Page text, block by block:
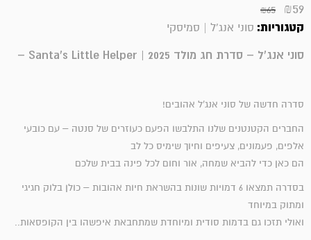
₪65 ₪59
קטגוריות: סוני אנג'ל | סמיסקי
סוני אנג'ל – סדרת חג מולד 2025 | Santa's Little Helper –
סדרה חדשה של סוני אנג'ל אהובים!
החברים הקטנטנים שלנו התלבשו הפעם כעוזרים של סנטה – עם כובעי
אלפים, פעמונים, צעיפים וחיוך שימיס כל לב
הם כאן כדי להביא שמחה, אור וחום לכל פינה בבית שלכם
בסדרה תמצאו 6 דמויות שונות בהשראת חיות אהובות – כולן בלוק חגיגי
ומתוק במיוחד
ואולי תזכו גם בדמות סודית ומיוחדת שמתחבאת איפשהו בין הקופסאות..